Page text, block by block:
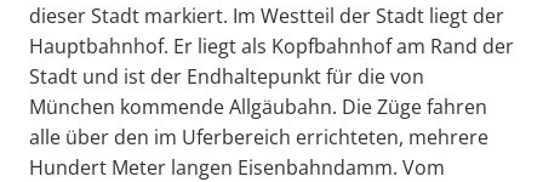
dieser Stadt markiert. Im Westteil der Stadt liegt der
Hauptbahnhof. Er liegt als Kopfbahnhof am Rand der
Stadt und ist der Endhaltepunkt für die von
München kommende Allgäubahn. Die Züge fahren
alle über den im Uferbereich errichteten, mehrere
Hundert Meter langen Eisenbahndamm. Vom